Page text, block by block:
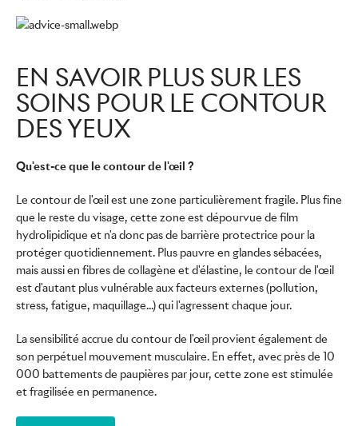
EN SAVOIR PLUS SUR LES
SOINS POUR LE CONTOUR
DES YEUX
Qu'est-ce que le contour de l'œil ?
Le contour de l'œil est une zone particulièrement fragile. Plus fine
que le reste du visage, cette zone est dépourvue de film
hydrolipidique et n'a donc pas de barrière protectrice pour la
protéger quotidiennement. Plus pauvre en glandes sébacées,
mais aussi en fibres de collagène et d'élastine, le contour de l'œil
est d'autant plus vulnérable aux facteurs externes (pollution,
stress, fatigue, maquillage...) qui l'agressent chaque jour.
La sensibilité accrue du contour de l'œil provient également de
son perpétuel mouvement musculaire. En effet, avec près de 10
000 battements de paupières par jour, cette zone est stimulée
et fragilisée en permanence.